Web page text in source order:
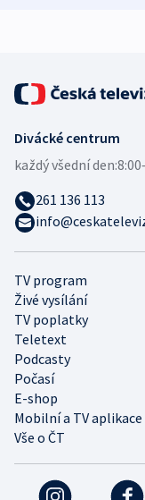
TV program
Živé vysílání
TV poplatky
Teletext
Podcasty
Počasí
E-shop
Mobilní a TV aplikace
Vše o ČT
Divácké centrum
každý všední den:
261 136 113